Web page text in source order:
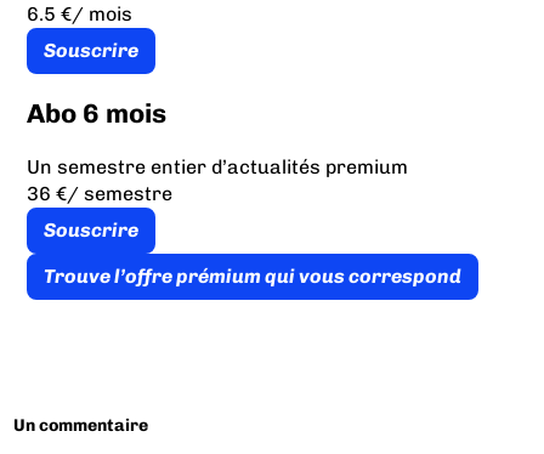
6.5 €/ mois
Souscrire
Abo 6 mois
Un semestre entier d’actualités premium
36 €/ semestre
Souscrire
Trouve l’offre prémium qui vous correspond
Un commentaire